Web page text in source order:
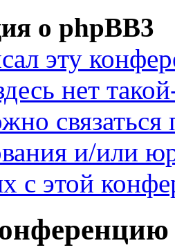
о phpBB3
эту
нет
связаться
и/или
с этой